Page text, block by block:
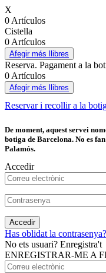
X
0 Artículos
Cistella
0 Artículos
Afegir més llibres
Reserva. Pagament a la
0 Artículos
Afegir més llibres
Reservar i recollir a la
De moment, aquest servei
botiga de Barcelona. No es
Palamós.
Accedir
Accedir
Has oblidat la contrasenya?
No ets usuari? Enregistra't
ENREGISTRAR-ME A